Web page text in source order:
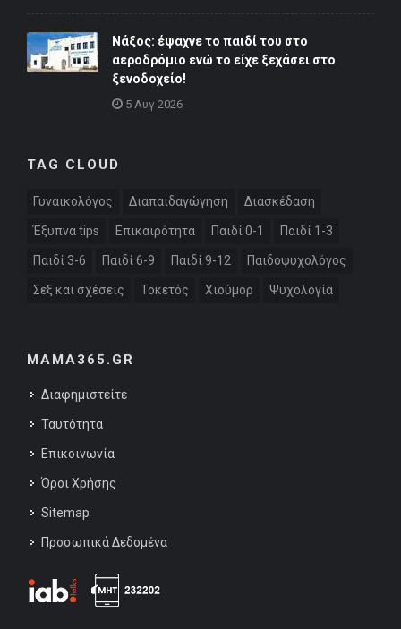
Νάξος: έψαχνε το παιδί του στο
αεροδρόμιο ενώ το είχε ξεχάσει στο
ξενοδοχείο!
5 Αυγ 2026
TAG CLOUD
Γυναικολόγος Διαπαιδαγώγηση Διασκέδαση
Έξυπνα tips Επικαιρότητα Παιδί 0-1 Παιδί 1-3
Παιδί 3-6 Παιδί 6-9 Παιδί 9-12 Παιδοψυχολόγος
Σεξ και σχέσεις Τοκετός Χιούμορ Ψυχολογία
MAMA365.GR
Διαφημιστείτε
Ταυτότητα
Επικοινωνία
Όροι Χρήσης
Sitemap
Προσωπικά Δεδομένα